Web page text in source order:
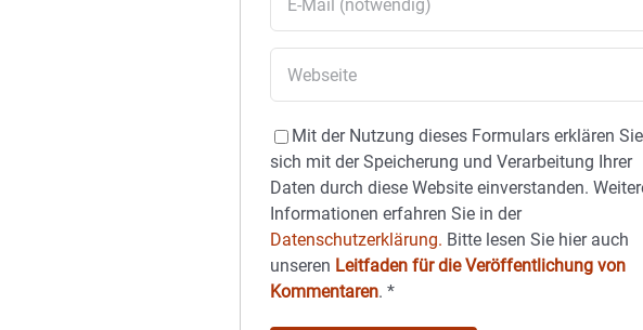
Mit der Nutzung dieses Formulars erklären Sie
sich mit der Speicherung und Verarbeitung Ihrer
Daten durch diese Website einverstanden.
Informationen erfahren Sie in der
Datenschutzerklärung. Bitte lesen Sie hier auch
unseren Leitfaden für die Veröffentlichung von
Kommentaren.*